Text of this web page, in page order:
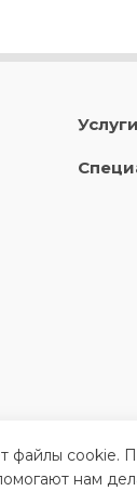
Услуги
файлы cookie.
нам